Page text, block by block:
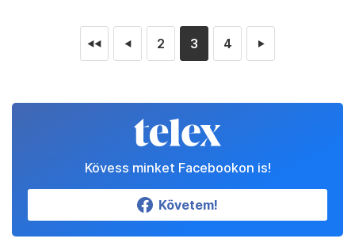
◄◄ ◄ 2 3 4 ►
Kövess minket Facebookon is!
Követem!